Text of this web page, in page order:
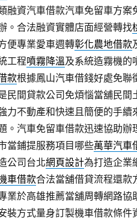
融資汽車借款汽車免留車方案
。合法融資實體店面經營轉找
便專業愛車週轉彰化農地借款
工程噴霧降溫及系統造霧機的
款根據鳳山汽車借錢好處免聯
民間貸款公司免煩惱當舖民間
力不動產和快速且簡便的手續
。汽車免留車借款迅速協助辦
當鋪提服務項目哪些萬華汽車
公司台北網頁設計為打造企業
車借款合法當舖借貸流程還款
業於高雄推薦當舖周轉網路協
裝方式量身訂製機車借款條件